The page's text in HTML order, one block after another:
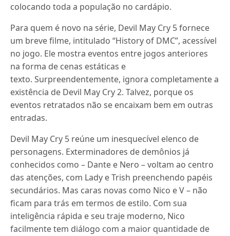
colocando toda a população no cardápio.
Para quem é novo na série, Devil May Cry 5 fornece
um breve filme, intitulado “History of DMC”, acessível
no jogo. Ele mostra eventos entre jogos anteriores
na forma de cenas estáticas e
texto. Surpreendentemente, ignora completamente a
existência de Devil May Cry 2. Talvez, porque os
eventos retratados não se encaixam bem em outras
entradas.
Devil May Cry 5 reúne um inesquecível elenco de
personagens. Exterminadores de demônios já
conhecidos como – Dante e Nero – voltam ao centro
das atenções, com Lady e Trish preenchendo papéis
secundários. Mas caras novas como Nico e V – não
ficam para trás em termos de estilo. Com sua
inteligência rápida e seu traje moderno, Nico
facilmente tem diálogo com a maior quantidade de